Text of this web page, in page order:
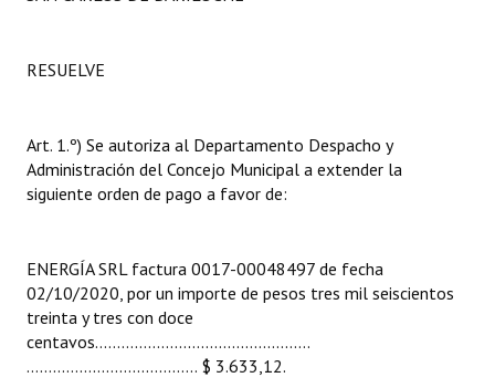
Antiguos Pobladores
Registros y Distinciones
Audiencias Públicas - Registro
Mujeres que Dejaron Huellas - Registro
RESUELVE
Art. 1.º) Se autoriza al Departamento Despacho y
Administración del Concejo Municipal a extender la
siguiente orden de pago a favor de:
ENERGÍA SRL factura 0017-00048497 de fecha
02/10/2020, por un importe de pesos tres mil seiscientos
treinta y tres con doce
centavos……………..................................
………………….................. $ 3.633,12.